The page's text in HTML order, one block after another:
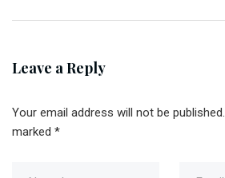
Leave a Reply
Your email address will not be published.
marked *